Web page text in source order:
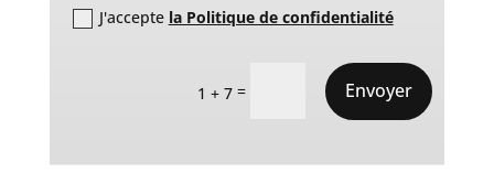
J'accepte la Politique de confidentialité
1 + 7 = Envoyer